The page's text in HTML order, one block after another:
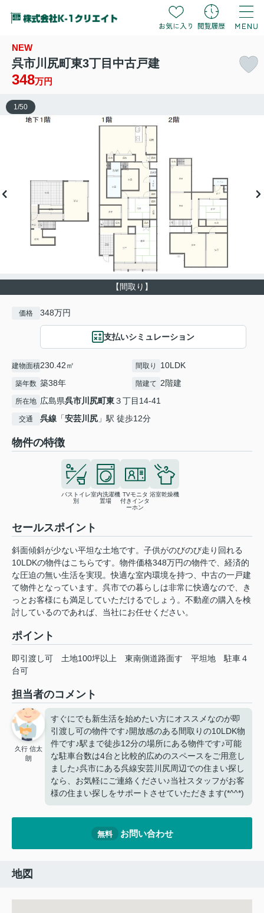
NEW
呉市川尻町東3丁目中古戸建
348万円
【間取り】
1 /50
価格 348万円
支払いシミュレーション
建物面積230.42㎡ 間取り 10LDK
築年数 築38年 階建て 2階建
所在地 広島県呉市川尻町東３丁目14-41
交通 呉線 「安芸川尻 」駅 徒歩12分
物件の特徴
バストイレ
別
室内洗濯機
置場
TVモニタ
付きインタ
ーホン
浴室乾燥機
セールスポイント
斜面傾斜が少ない平坦な土地です。子供がのびのび走り回れる
10LDKの物件はこちらです。物件価格348万円の物件で、経済的
な圧迫の無い生活を実現。快適な室内環境を持つ、中古の一戸建
て物件となっています。呉市での暮らしは非常に快適なので、き
っとお客様にも満足していただけるでしょう。不動産の購入を検
討しているのであれば、当社にお任せください。
ポイント
即引渡し可 土地100坪以上 東南側道路面す 平坦地
駐車４
台可
担当者のコメント
久行 信太
朗
すぐにでも新生活を始めたい方にオススメなのが即
引渡し可の物件です♪開放感のある間取りの10LDK物
件です♪駅まで徒歩12分の場所にある物件です♪可能
な駐車台数は4台と比較的広めのスペースをご用意し
ました♪呉市にある呉線安芸川尻周辺での住まい探し
なら、お気軽にご連絡ください♪当社スタッフがお客
様の住まい探しをサポートさせていただきます(*^^*)
無料 お問い合わせ
地図